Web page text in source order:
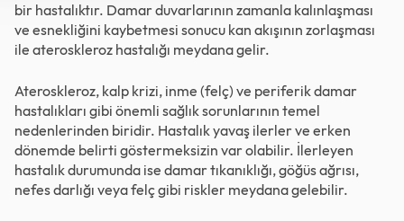
bir hastalıktır. Damar duvarlarının zamanla kalınlaşması
ve esnekliğini kaybetmesi sonucu kan akışının zorlaşması
ile ateroskleroz hastalığı meydana gelir.
Ateroskleroz, kalp krizi, inme (felç) ve periferik damar
hastalıkları gibi önemli sağlık sorunlarının temel
nedenlerinden biridir. Hastalık yavaş ilerler ve erken
dönemde belirti göstermeksizin var olabilir. İlerleyen
hastalık durumunda ise damar tıkanıklığı, göğüs ağrısı,
nefes darlığı veya felç gibi riskler meydana gelebilir.